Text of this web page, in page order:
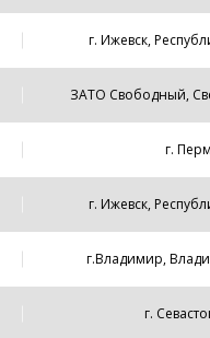
г. Ижевск,
ЗАТО Свободный,
г.
г. Ижевск,
г.Владимир,
г.